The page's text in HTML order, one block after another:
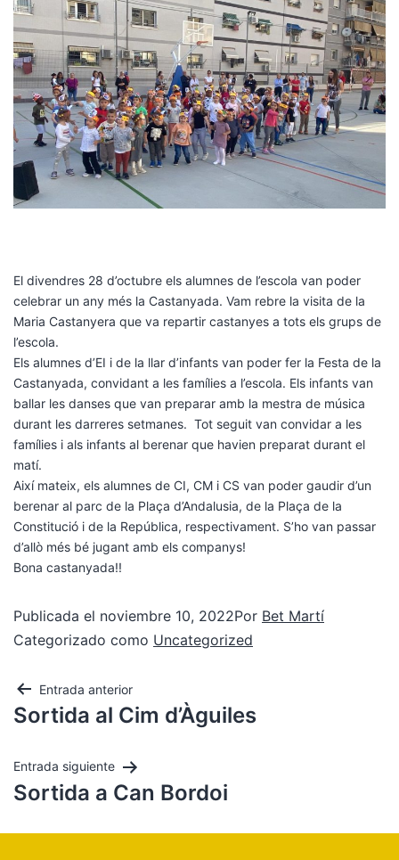
El divendres 28 d’octubre els alumnes de l’escola van poder
celebrar un any més la Castanyada. Vam rebre la visita de la
Maria Castanyera que va repartir castanyes a tots els grups de
l’escola.
Els alumnes d’EI i de la llar d’infants van poder fer la Festa de la
Castanyada, convidant a les famílies a l’escola. Els infants van
ballar les danses que van preparar amb la mestra de música
durant les darreres setmanes. Tot seguit van convidar a les
famílies i als infants al berenar que havien preparat durant el
matí.
Així mateix, els alumnes de CI, CM i CS van poder gaudir d’un
berenar al parc de la Plaça d’Andalusia, de la Plaça de la
Constitució i de la República, respectivament. S’ho van passar
d’allò més bé jugant amb els companys!
Bona castanyada!!
Publicada el noviembre 10, 2022Por Bet Martí
Categorizado como Uncategorized
Entrada anterior
Sortida al Cim d’Àguiles
Entrada siguiente
Sortida a Can Bordoi